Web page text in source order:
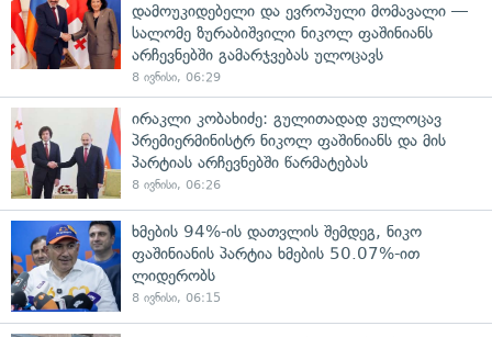
დამოუკიდებელი და ევროპული მომავალი —
სალომე ზურაბიშვილი ნიკოლ ფაშინიანს
არჩევნებში გამარჯვებას ულოცავს
8 ივნისი, 06:29
ირაკლი კობახიძე: გულითადად ვულოცავ
პრემიერმინისტრ ნიკოლ ფაშინიანს და მის
პარტიას არჩევნებში წარმატებას
8 ივნისი, 06:26
ხმების 94%-ის დათვლის შემდეგ, ნიკო
ფაშინიანის პარტია ხმების 50.07%-ით
ლიდერობს
8 ივნისი, 06:15